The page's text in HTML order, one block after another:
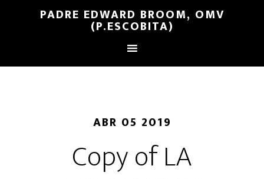
PADRE EDWARD BROOM, OMV
(P.ESCOBITA)
ABR 05 2019
Copy of LA